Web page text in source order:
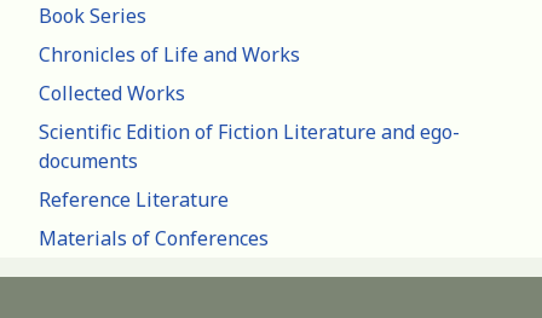
Book Series
Chronicles of Life and Works
Collected Works
Scientific Edition of Fiction Literature and ego-
documents
Reference Literature
Materials of Conferences